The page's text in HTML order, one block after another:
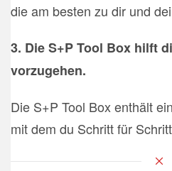
die am besten zu dir und
3. Die S+P Tool Box hilft
vorzugehen.
Die S+P Tool Box enthält
mit dem du Schritt für